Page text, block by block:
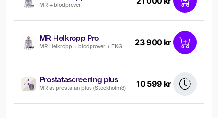
MR + blodprover
MR Helkropp Pro
MR Helkropp + blodprover + EKG 23 900 kr
Prostatascreening plus
MR av prostatan plus (Stockholm3) 10 599 kr